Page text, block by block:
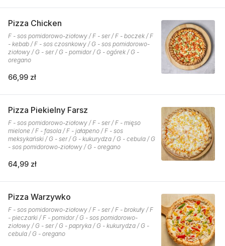
Pizza Chicken
F - sos pomidorowo-ziołowy / F - ser / F - boczek / F
- kebab / F - sos czosnkowy / G - sos pomidorowo-
ziołowy / G - ser / G - pomidor / G - ogórek / G -
oregano
66,99 zł
Pizza Piekielny Farsz
F - sos pomidorowo-ziołowy / F - ser / F - mięso
mielone / F - fasola / F - jałapeno / F - sos
meksykański / G - ser / G - kukurydza / G - cebula / G
- sos pomidorowo-ziołowy / G - oregano
64,99 zł
Pizza Warzywko
F - sos pomidorowo-ziołowy / F - ser / F - brokuły / F
- pieczarki / F - pomidor / G - sos pomidorowo-
ziołowy / G - ser / G - papryka / G - kukurydza / G -
cebula / G - oregano